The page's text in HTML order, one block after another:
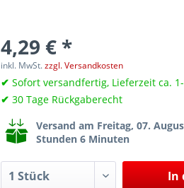
4,29 € *
inkl. MwSt.zzgl. Versandkosten
✔ Sofort versandfertig, Lieferzeit ca.
✔ 30 Tage Rückgaberecht
Versand am Freitag, 07.
Stunden 6 Minuten
In